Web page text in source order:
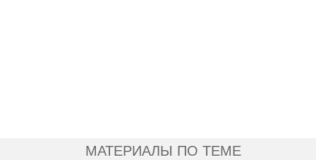
МАТЕРИАЛЫ ПО ТЕМЕ